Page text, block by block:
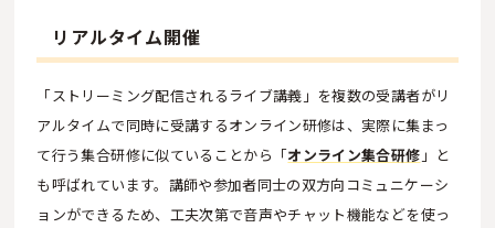
リアルタイム開催
「ストリーミング配信されるライブ講義」を複数の受講者がリ
アルタイムで同時に受講するオンライン研修は、実際に集まっ
て行う集合研修に似ていることから「オンライン集合研修 」と
も呼ばれています。講師や参加者同士の双方向コミュニケーシ
ョンができるため、工夫次第で音声やチャット機能などを使っ